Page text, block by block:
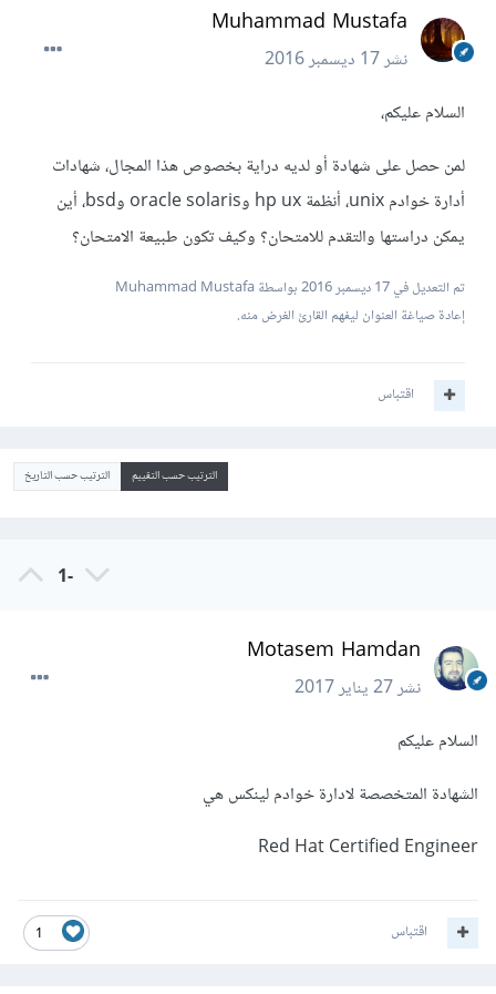
Muhammad Mustafa
نشر17 ديسمبر 2016
السلام عليكم،
لمن حصل على شهادة أو لديه دراية بخصوص هذا المجال، شهادات
أدارة خوادم unix، أنظمة hp ux وoracle solaris وbsd، أين
يمكن دراستها والتقدم للامتحان؟ وكيف تكون طبيعة الامتحان؟
تم التعديل في17 ديسمبر 2016
بواسطة Muhammad Mustafa
إعادة صياغة العنوان ليفهم القارئ الغرض منه.
اقتباس
الترتيب حسب التقييم الترتيب حسب التاريخ
-1
Motasem Hamdan
نشر27 يناير 2017
السلام عليكم
الشهادة المتخصصة لادارة خوادم لينكس هي
Red Hat Certified Engineer
1 اقتباس